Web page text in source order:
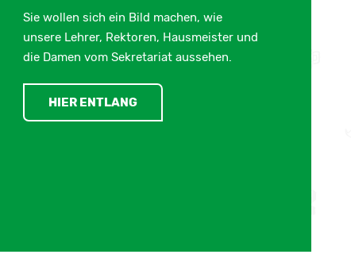
Sie wollen sich ein Bild machen, wie
unsere Lehrer, Rektoren, Hausmeister und
die Damen vom Sekretariat aussehen.
HIER ENTLANG